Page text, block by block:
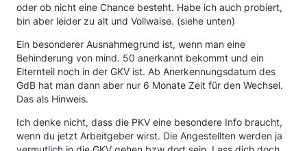
oder ob nicht eine Chance besteht. Habe ich auch probiert,
bin aber leider zu alt und Vollwaise. (siehe unten)
Ein besonderer Ausnahmegrund ist, wenn man eine
Behinderung von mind. 50 anerkannt bekommt und ein
Elternteil noch in der GKV ist. Ab Anerkennungsdatum des
GdB hat man dann aber nur 6 Monate Zeit für den Wechsel.
Das als Hinweis.
Ich denke nicht, dass die PKV eine besondere Info braucht,
wenn du jetzt Arbeitgeber wirst. Die Angestellten werden ja